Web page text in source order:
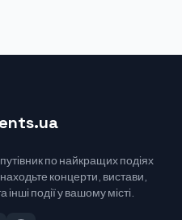
по найкращих подіях
концерти, вистави,
інші події у вашому місті.